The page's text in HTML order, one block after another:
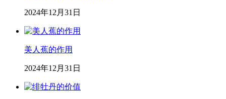
2024年12月31日
美人蕉的作用
2024年12月31日